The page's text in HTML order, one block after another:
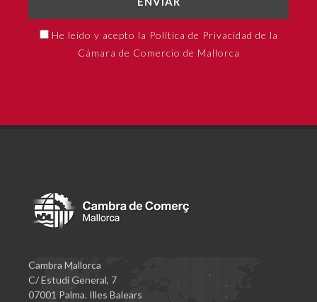
He leído y acepto la Política de Privacidad de la
Cámara de Comercio de Mallorca
Cambra Mallorca
C/ Estudi General, 7
07001 Palma. Illes Balears